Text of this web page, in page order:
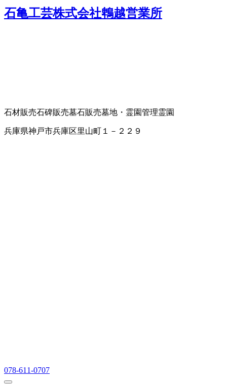
石亀工芸株式会社鵯越営業所
石材販売石碑販売墓石販売墓地・霊園管理霊園
兵庫県神戸市兵庫区里山町１－２２９
078-611-0707